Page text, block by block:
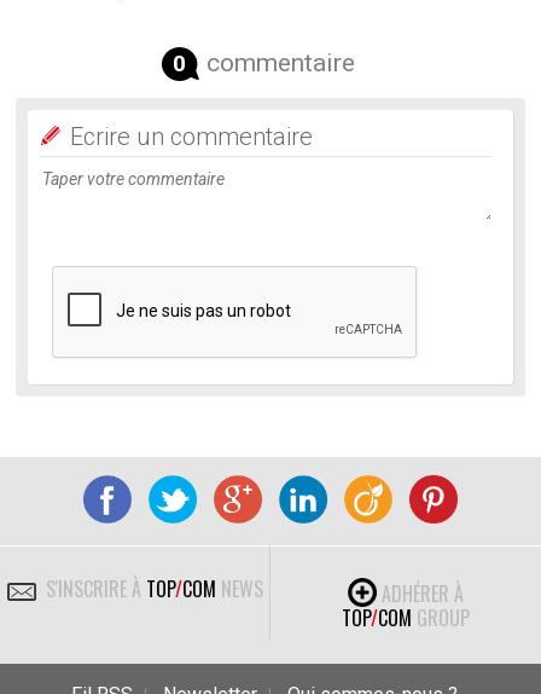
0 commentaire
Ecrire un commentaire
S'INSCRIRE À TOP/COM NEWS
ADHÉRER À
TOP/COM GROUP